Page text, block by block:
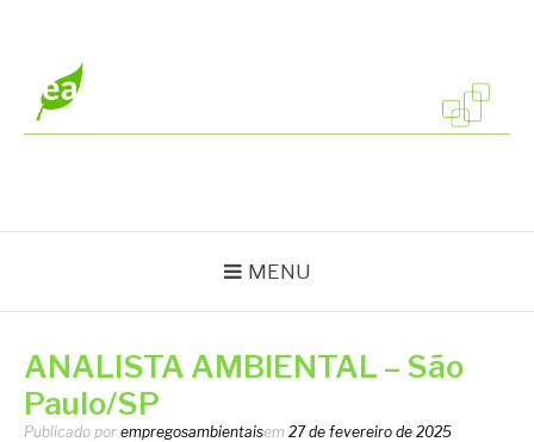
conteúdo
MENU
ANALISTA AMBIENTAL – São
Paulo/SP
Publicado por empregosambientaisem 27 de fevereiro de 2025